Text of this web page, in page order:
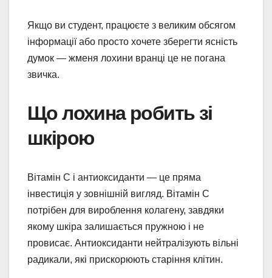
Якщо ви студент, працюєте з великим обсягом
інформації або просто хочете зберегти ясність
думок — жменя лохини вранці це не погана
звичка.
Що лохина робить зі
шкірою
Вітамін C і антиоксиданти — це пряма
інвестиція у зовнішній вигляд. Вітамін C
потрібен для вироблення колагену, завдяки
якому шкіра залишається пружною і не
провисає. Антиоксиданти нейтралізують вільні
радикали, які прискорюють старіння клітин.